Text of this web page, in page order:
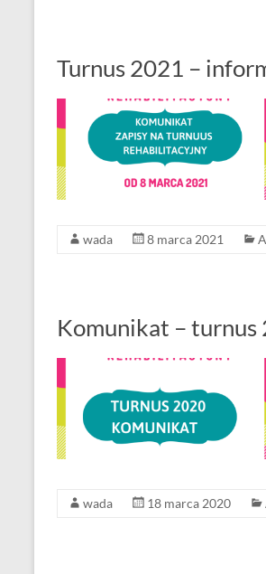
Turnus 2021 –
wada 8 marca 2021
Komunikat – turnus
wada 18 marca 2020